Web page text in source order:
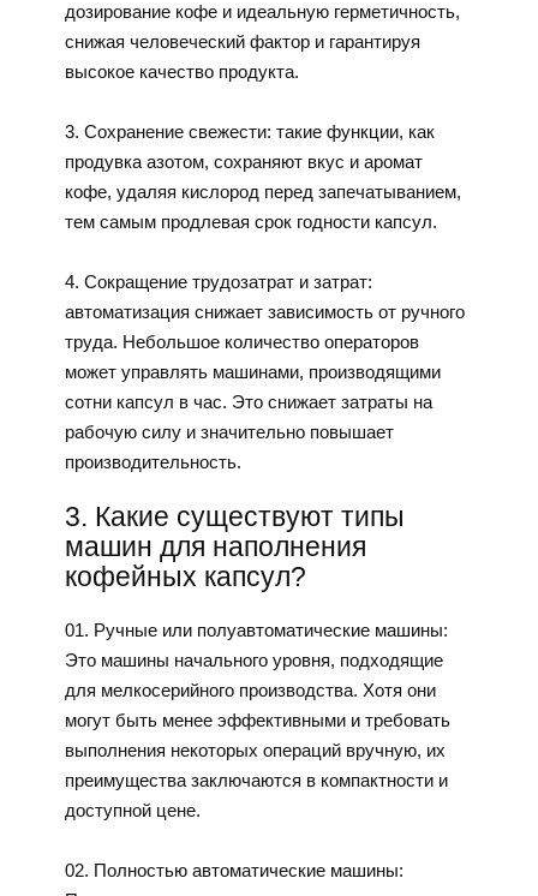
дозирование кофе и идеальную герметичность,
снижая человеческий фактор и гарантируя
высокое качество продукта.
3. Сохранение свежести: такие функции, как
продувка азотом, сохраняют вкус и аромат
кофе, удаляя кислород перед запечатыванием,
тем самым продлевая срок годности капсул.
4. Сокращение трудозатрат и затрат:
автоматизация снижает зависимость от ручного
труда. Небольшое количество операторов
может управлять машинами, производящими
сотни капсул в час. Это снижает затраты на
рабочую силу и значительно повышает
производительность.
3. Какие существуют типы
машин для наполнения
кофейных капсул?
01. Ручные или полуавтоматические машины:
Это машины начального уровня, подходящие
для мелкосерийного производства. Хотя они
могут быть менее эффективными и требовать
выполнения некоторых операций вручную, их
преимущества заключаются в компактности и
доступной цене.
02. Полностью автоматические машины: